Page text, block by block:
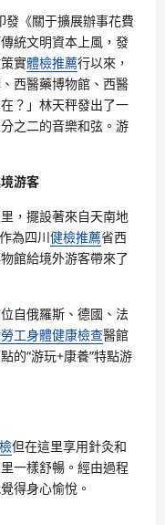
《關于擴展辦事花費
統文明資本上風，發
實體檢推薦行以來，
西醫藥博物館、西醫
？」林天秤發出了一
之二的音樂和弦。游
游客
，擺設著來自天南地
為四川健檢推薦省西
館給境外游客帶來了
自俄羅斯、德國、法
工身體健康檢查醫館
的“游玩+康養”特點游
但在這里享用針灸和
一樣舒暢。經由過程
得身心愉悅。